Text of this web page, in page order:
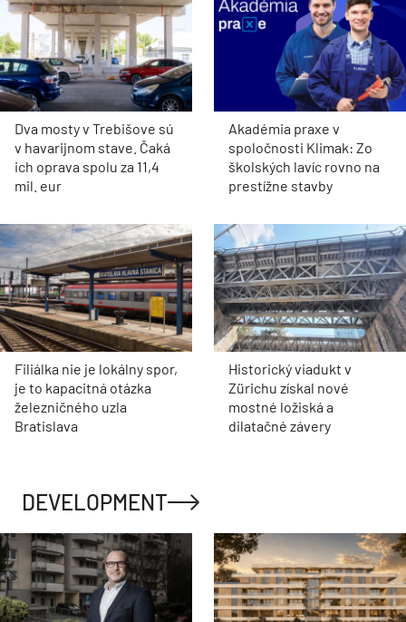
Dva mosty v Trebišove sú
v havarijnom stave. Čaká
ich oprava spolu za 11,4
mil. eur
Akadémia praxe v
spoločnosti Klimak: Zo
školských lavíc rovno na
prestížne stavby
Filiálka nie je lokálny spor,
je to kapacitná otázka
železničného uzla
Bratislava
Historický viadukt v
Zürichu získal nové
mostné ložiská a
dilatačné závery
DEVELOPMENT